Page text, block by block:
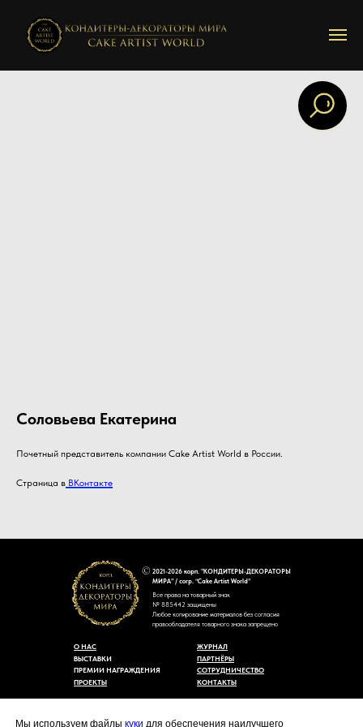
Мы используем файлы куки для обеспечения наилучшего
Соловьева Екатерина
Почетный представитель компании Cake Artist World в России.
Страница в ВКонтакте
2021-2026 корп. "КОНДИТЕРЫ-ДЕКОРАТОРЫ
МИРА" / corp. “Cake Artist World”
Все права на товарный знак
№ 885442 защищены
Любое копирование материалов без согласия
правообладателя товарного знака запрещено
КОНТАКТЫ
СОТРУДНИЧЕСТВО
ЖУРНАЛ
ПАРТНЁРЫ
ПРЕМИИ НАГРАЖДЕНИЯ
ПРОЕКТЫ
ВЫСТАВКИ
О НАС